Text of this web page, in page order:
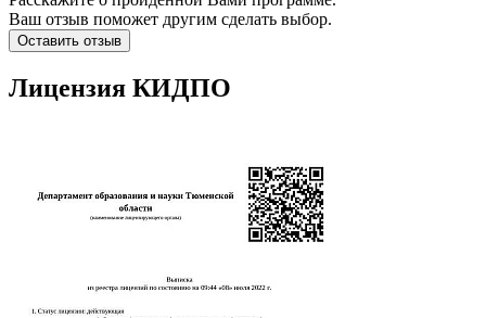
Ваш отзыв поможет другим сделать выбор.
Оставить отзыв
Лицензия КИДПО